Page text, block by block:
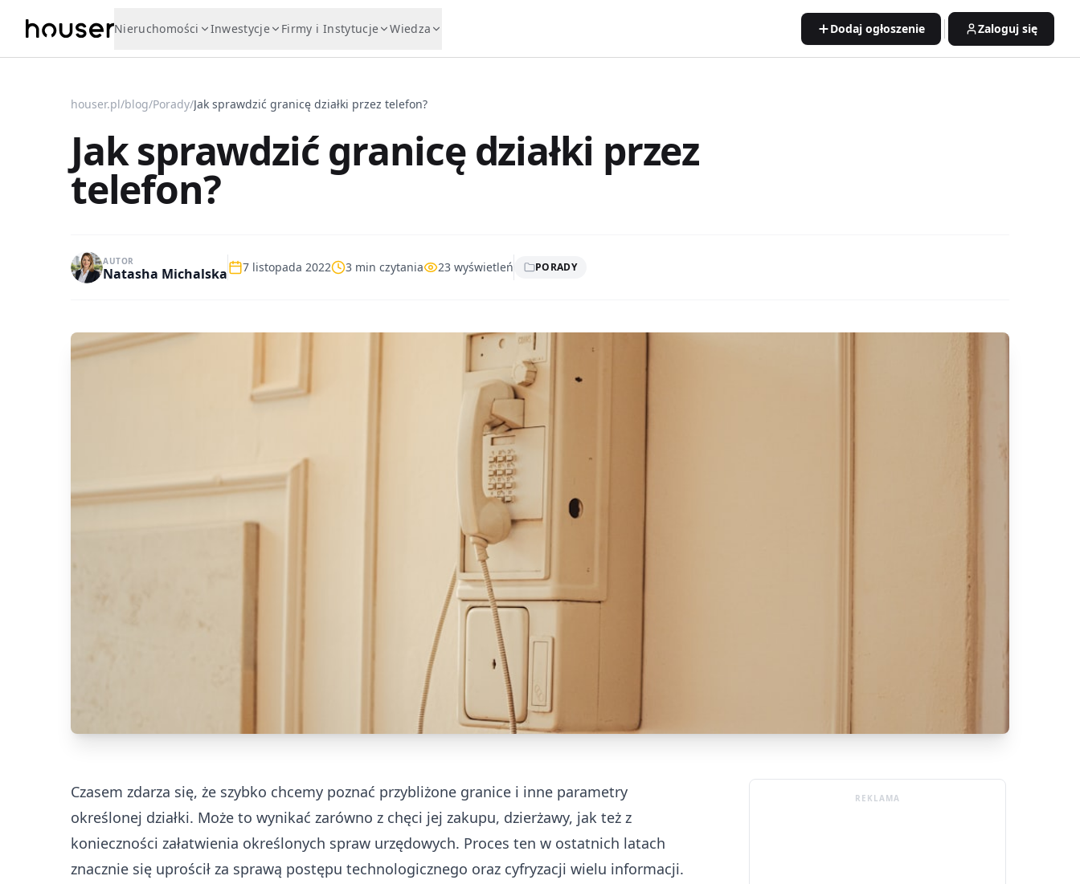
Nieruchomości Inwestycje Firmy i Instytucje Wiedza Dodaj ogłoszenie Zaloguj się
houser.pl/blog/Porady/Jak sprawdzić granicę działki przez telefon?
Jak sprawdzić granicę działki przez
telefon?
AUTOR
Natasha Michalska 7 listopada 2022 3 min czytania 23 wyświetleń PORADY
Czasem zdarza się, że szybko chcemy poznać przybliżone granice i inne parametry
określonej działki. Może to wynikać zarówno z chęci jej zakupu, dzierżawy, jak też z
konieczności załatwienia określonych spraw urzędowych. Proces ten w ostatnich latach
znacznie się uprościł za sprawą postępu technologicznego oraz cyfryzacji wielu informacji.
REKLAMA